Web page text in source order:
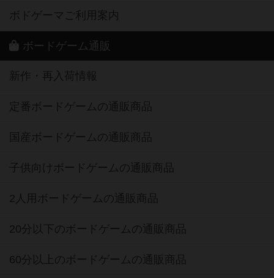
ボドゲーマご利用案内
ボードゲーム通販
新作・再入荷情報
定番ボードゲームの通販商品
国産ボードゲームの通販商品
子供向けボードゲームの通販商品
2人用ボードゲームの通販商品
20分以下のボードゲームの通販商品
60分以上のボードゲームの通販商品